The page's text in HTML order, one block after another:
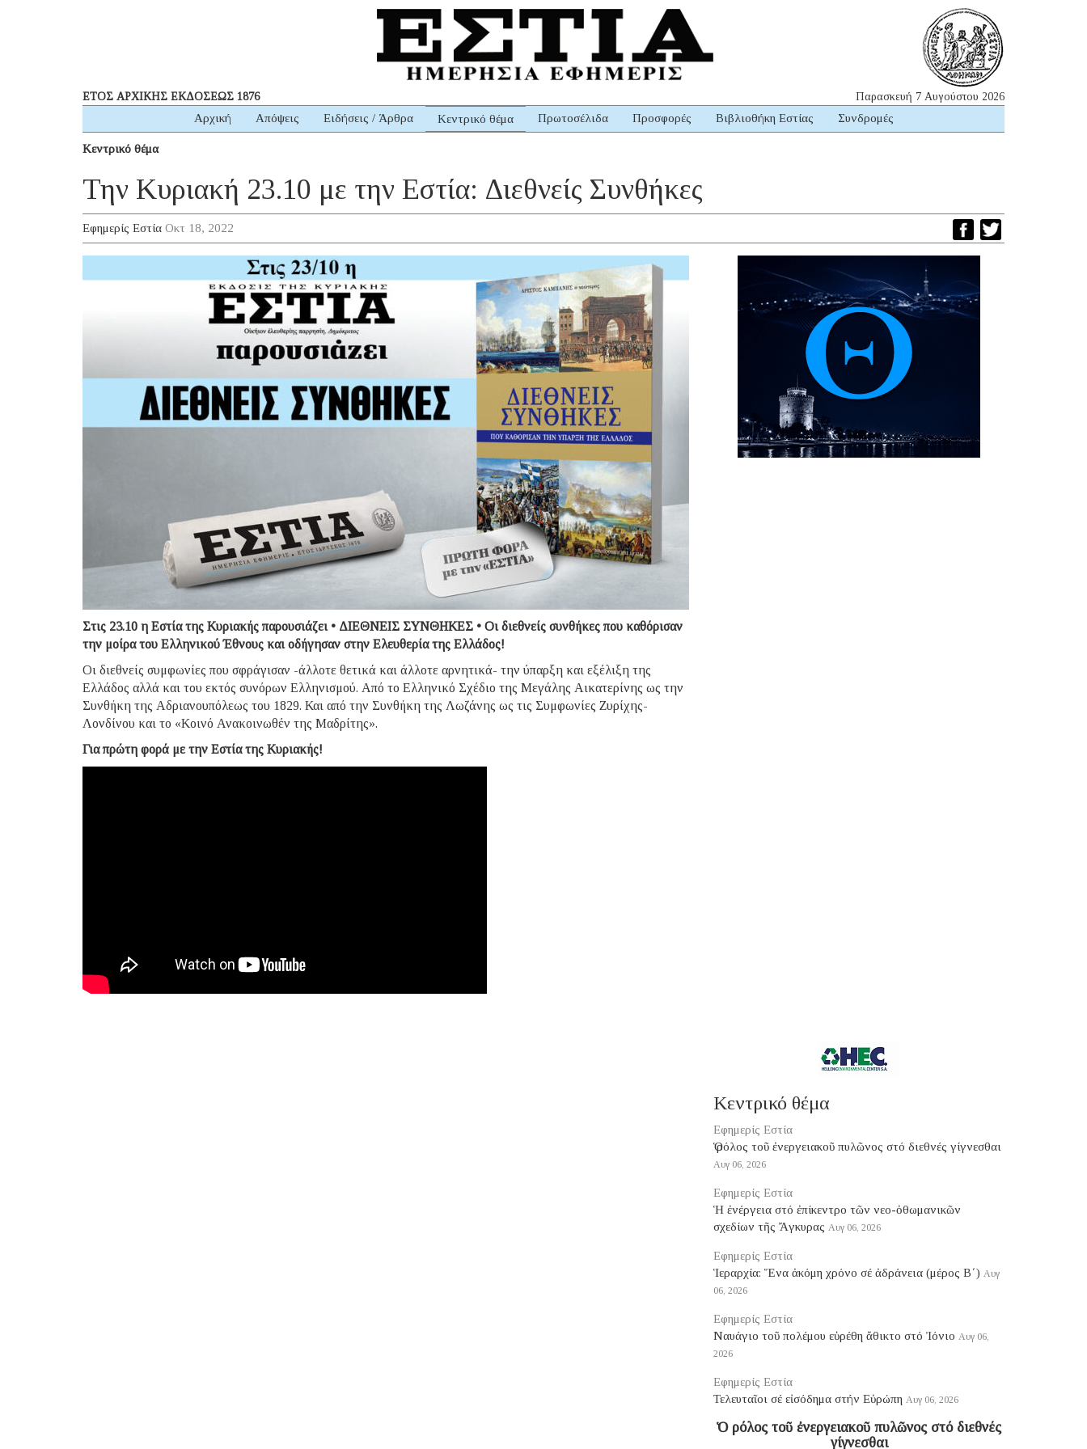
ΕΤΟΣ ΑΡΧΙΚΗΣ ΕΚΔΟΣΕΩΣ 1876 Παρασκευή 7 Αυγούστου 2026
Αρχική Απόψεις Ειδήσεις / Άρθρα Κεντρικό θέμα Πρωτοσέλιδα Προσφορές Βιβλιοθήκη Εστίας Συνδρομές
Κεντρικό θέμα
Την Κυριακή 23.10 με την Εστία: Διεθνείς Συνθήκες
Εφημερίς Εστία Οκτ 18, 2022
Στις 23.10 η Εστία της Κυριακής παρουσιάζει • ΔΙΕΘΝΕΙΣ ΣΥΝΘΗΚΕΣ • Οι διεθνείς συνθήκες που καθόρισαν
την μοίρα του Ελληνικού Έθνους και οδήγησαν στην Ελευθερία της Ελλάδος!
Οι διεθνείς συμφωνίες που σφράγισαν -άλλοτε θετικά και άλλοτε αρνητικά- την ύπαρξη και εξέλιξη της
Ελλάδος αλλά και του εκτός συνόρων Ελληνισμού. Από το Ελληνικό Σχέδιο της Μεγάλης Αικατερίνης ως την
Συνθήκη της Αδριανουπόλεως του 1829. Και από την Συνθήκη της Λωζάνης ως τις Συμφωνίες Ζυρίχης-
Λονδίνου και το «Κοινό Ανακοινωθέν της Μαδρίτης».
Για πρώτη φορά με την Εστία της Κυριακής!
Κεντρικό θέμα
Εφημερίς Εστία
Ὁ ρόλος τοῦ ἐνεργειακοῦ πυλῶνος στό διεθνές γίγνεσθαι
Αυγ 06, 2026
Εφημερίς Εστία
Ἡ ἐνέργεια στό ἐπίκεντρο τῶν νεο-ὀθωμανικῶν
σχεδίων τῆς Ἄγκυρας Αυγ 06, 2026
Εφημερίς Εστία
Ἱεραρχία: Ἕνα ἀκόμη χρόνο σέ ἀδράνεια (μέρος B΄) Αυγ
06, 2026
Εφημερίς Εστία
Ναυάγιο τοῦ πολέμου εὑρέθη ἄθικτο στό Ἰόνιο Αυγ 06,
2026
Εφημερίς Εστία
Τελευταῖοι σέ εἰσόδημα στήν Εὐρώπη Αυγ 06, 2026
Ὁ ρόλος τοῦ ἐνεργειακοῦ πυλῶνος στό διεθνές
γίγνεσθαι